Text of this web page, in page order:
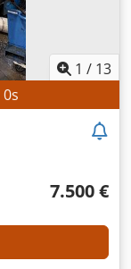
1 / 13
58s
7.500 €